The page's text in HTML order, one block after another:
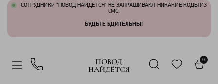
СОТРУДНИКИ "ПОВОД НАЙДЕТСЯ" НЕ ЗАПРАШИВАЮТ НИКАКИЕ КОДЫ ИЗ
СМС!
БУДЬТЕ БДИТЕЛЬНЫ!
ПОВОД
НАЙДЁТСЯ
0